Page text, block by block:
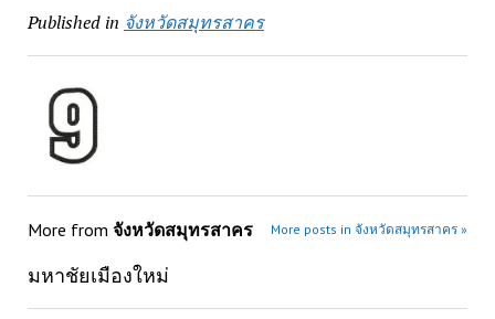
Published in จังหวัดสมุทรสาคร
More from จังหวัดสมุทรสาคร More posts in จังหวัดสมุทรสาคร »
มหาชัยเมืองใหม่